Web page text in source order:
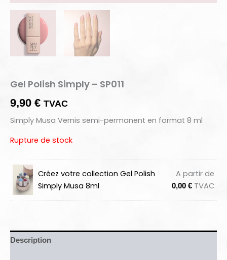
Gel Polish Simply – SP011
9,90 € TVAC
Simply Musa Vernis semi-permanent en format 8 ml
Rupture de stock
Créez votre collection Gel Polish
Simply Musa 8ml
A partir de
0,00 € TVAC
Description